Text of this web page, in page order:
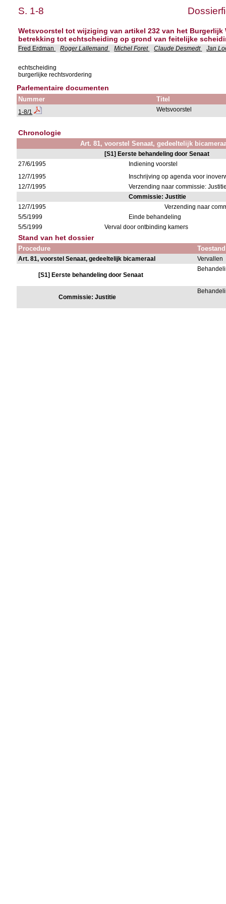
S. 1-8
Wetsvoorstel tot wijziging van artikel 232 van het
betrekking tot echtscheiding op grond van feitelijke
Fred Erdman Roger Lallemand Michel Foret Claude Desmedt Jan
echtscheiding
burgerlijke rechtsvordering
Parlementaire documenten
Nummer Titel
1-8/1 Wetsvoorstel
Chronologie
Art. 81, voorstel Senaat, gedeeltelijk
[S1] Eerste behandeling door Senaat
27/6/1995
Indiening voorstel
12/7/1995
Inschrijving op agenda voor
12/7/1995
Verzending naar commissie:
Commissie: Justitie
12/7/1995
Verzending naar
5/5/1999
Einde behandeling
5/5/1999
Verval door ontbinding kamers
Stand van het dossier
Procedure Toestand
Art. 81, voorstel Senaat, gedeeltelijk bicameraal Vervallen
[S1] Eerste behandeling door Senaat
Commissie: Justitie